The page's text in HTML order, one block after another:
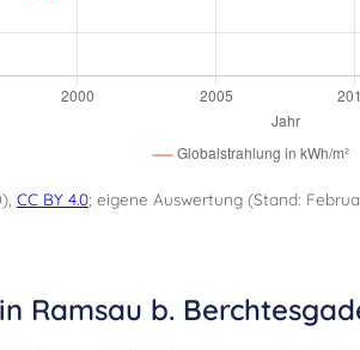
CC BY 4.0; eigene Auswertung (Stand:
Ramsau b.